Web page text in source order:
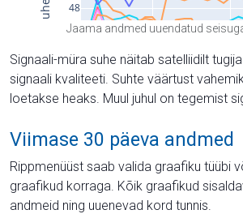
Jaama andmed uuendatud
Signaali-müra suhe näitab satelliidilt
signaali kvaliteeti. Suhte väärtust
loetakse heaks. Muul juhul on tegemist
Viimase 30 päeva andmed
Rippmenüüst saab valida graafiku tüübi
graafikud korraga. Kõik graafikud
andmeid ning uuenevad kord tunnis.